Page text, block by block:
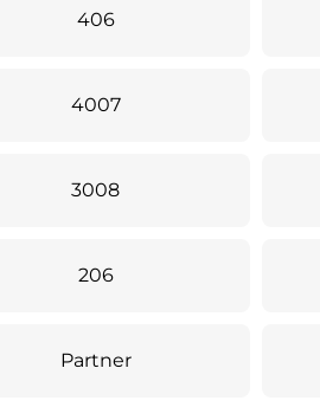
406
4007
3008
206
Partner